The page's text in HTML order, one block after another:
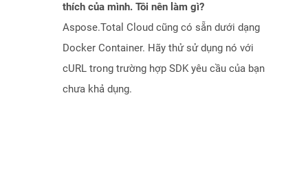
thích của mình. Tôi nên làm gì?
Aspose.Total Cloud cũng có sẵn dưới dạng
Docker Container. Hãy thử sử dụng nó với
cURL trong trường hợp SDK yêu cầu của bạn
chưa khả dụng.